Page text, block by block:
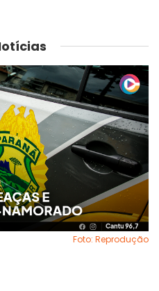
Foto: Reprodução